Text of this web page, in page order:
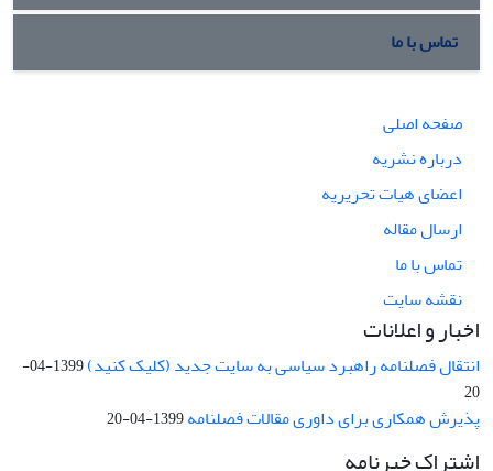
تماس با ما
صفحه اصلی
درباره نشریه
اعضای هیات تحریریه
ارسال مقاله
تماس با ما
نقشه سایت
اخبار و اعلانات
انتقال فصلنامه راهبرد سیاسی به سایت جدید (کلیک کنید)
1399-04-
20
پذیرش همکاری برای داوری مقالات فصلنامه1399-04-20
اشتراک خبرنامه